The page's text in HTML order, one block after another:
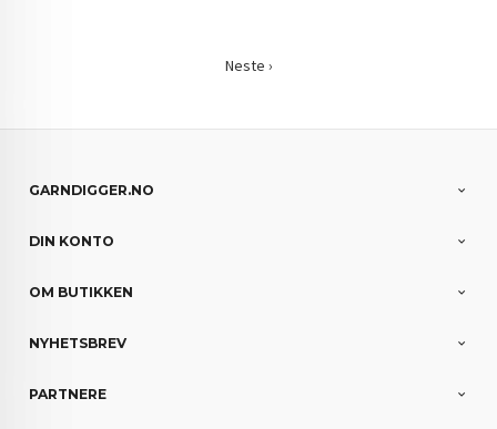
Neste ›
GARNDIGGER.NO
DIN KONTO
OM BUTIKKEN
NYHETSBREV
PARTNERE